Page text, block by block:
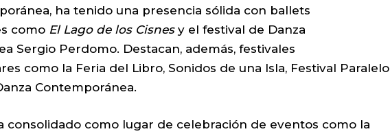
ha tenido una presencia sólida con ballets
como El Lago de los Cisnes y el festival de Danza
Sergio Perdomo. Destacan, además, festivales
como la Feria del Libro, Sonidos de una Isla, Festival Paralelo
Contemporánea.
consolidado como lugar de celebración de eventos como la